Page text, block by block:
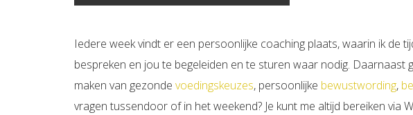
Iedere week vindt er een persoonlijke coaching plaats, waarin ik de
bespreken en jou te begeleiden en te sturen waar nodig. Daarnaast
maken van gezonde voedingskeuzes, persoonlijke bewustwording,
vragen tussendoor of in het weekend? Je kunt me altijd bereiken via